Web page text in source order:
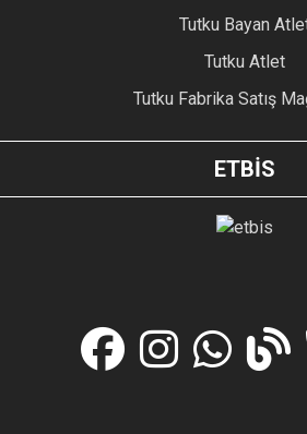
Tutku Bayan
Tutku Atlet
Tutku Fabrika Satış
ETBİS